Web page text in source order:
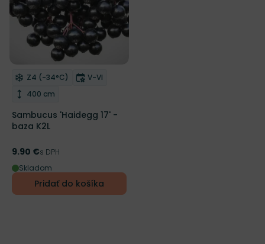
NOVINKA
Odober do zoznamu želaní
Mrazuvzdornosť
Z4 (-34°C) Doba kvitnutia
V-VI
Výška rastliny
400 cm
Sambucus 'Haidegg 17' -
baza K2L
Cena
9.90 €s DPH
Skladom
Pridať do košíka